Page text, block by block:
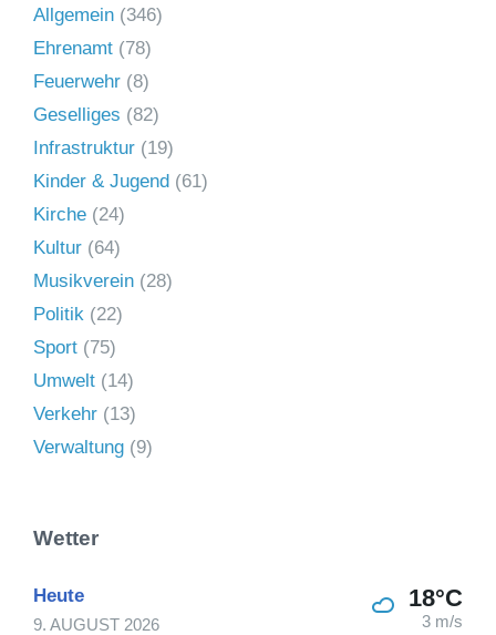
Allgemein (346)
Ehrenamt (78)
Feuerwehr (8)
Geselliges (82)
Infrastruktur (19)
Kinder & Jugend (61)
Kirche (24)
Kultur (64)
Musikverein (28)
Politik (22)
Sport (75)
Umwelt (14)
Verkehr (13)
Verwaltung (9)
Wetter
Heute
9. AUGUST 2026
18°C
3 m/s